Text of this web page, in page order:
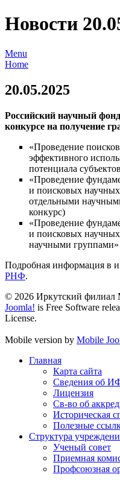
Новости
Menu
Home
20.05.2025
Российский научный
конкурсе на получение
«Проведение
эффективного
потенциала
«Проведение
и поисковых
отдельными
конкурс)
«Проведение
и поисковых
научными
Подробная информация в
РНФ.
© 2026 Иркутский
Joomla! is Free Software
License.
Mobile version by Mobile
Главная
Карта сайта
Сведения об
Лицензия
Св-во об
Историческая
Полезные
Структура
Ученый совет
Приемная
Профсоюзная